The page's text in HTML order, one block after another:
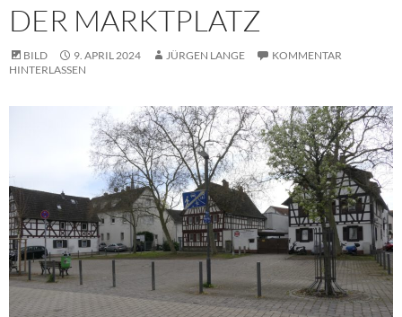
DER MARKTPLATZ
BILD 9. APRIL 2024 JÜRGEN LANGE
KOMMENTAR
HINTERLASSEN